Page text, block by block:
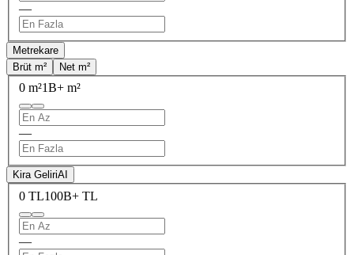
—
Metrekare
Brüt m²
Net m²
0 m²1B+ m²
—
Kira GeliriAI
0 TL100B+ TL
—